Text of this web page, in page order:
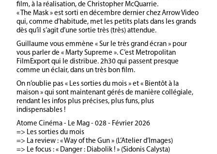
film, à la réalisation, de Christopher McQuarrie.
« The Mask » est sorti en décembre dernier chez Arrow Video
qui, comme d’habitude, met les petits plats dans les grands
dès qu’il s’agit d’une sortie très (très) attendue.
Guillaume vous emmène « Sur le très grand écran » pour
vous parler de « Marty Supreme ». C’est Metropolitan
FilmExport qui le distribue. 2h30 qui passent presque
comme un éclair, dans un très bon film.
On n’oublie pas « Les sorties du mois » et « Bientôt à la
maison » qui sont maintenant gérés de manière collégiale,
rendant les infos plus précises, plus funs, plus
indispensables !
Atome Cinéma - Le Mag - 028 - Février 2026
=> Les sorties du mois
=> La review : « Way of the Gun » (L’Atelier d’Images)
=> Le focus : « Danger : Diabolik ! » (Sidonis Calysta)